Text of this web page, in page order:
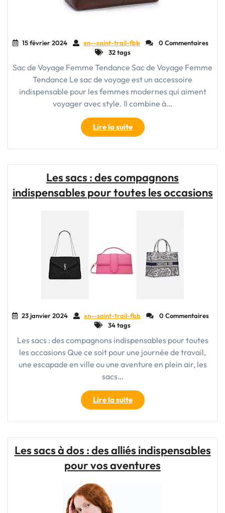
15 février 2024 xn--saint-trail-fbb
0 Commentaires
32 tags
Sac de Voyage Femme Tendance Sac de Voyage Femme
Tendance Le sac de voyage est un accessoire
indispensable pour les femmes modernes qui aiment
voyager avec style. Il combine à…
Lire la suite"Le
Sac
de
Tendance
:
Voyager
Style"
Les sacs : des compagnons
indispensables pour toutes les occasions
23 janvier 2024 xn--saint-trail-fbb
0 Commentaires
34 tags
Les sacs : des compagnons indispensables pour toutes
les occasions Que ce soit pour une journée de travail,
une escapade en ville ou une aventure en plein air, les
sacs…
Lire la suite"Les
sacs
:
indispensables
pour
Les sacs à dos : des alliés indispensables
pour vos aventures